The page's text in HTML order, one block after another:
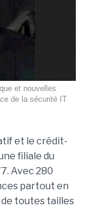
et nouvelles
de la sécurité IT
et le crédit-
filiale du
Avec 280
partout en
toutes tailles